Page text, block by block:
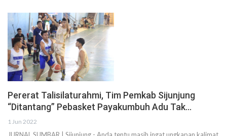
Pererat Talisilaturahmi, Tim Pemkab Sijunjung
“Ditantang” Pebasket Payakumbuh Adu Tak…
1 Jun 2022
JURNAL SUMBAR | Sijunjung - Anda tentu masih ingat ungkapan kalimat